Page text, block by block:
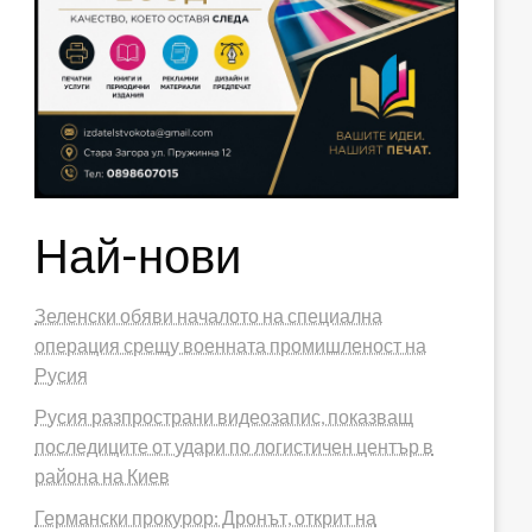
Най-нови
Зеленски обяви началото на специална
операция срещу военната промишленост на
Русия
Русия разпространи видеозапис, показващ
последиците от удари по логистичен център в
района на Киев
Германски прокурор: Дронът, открит на